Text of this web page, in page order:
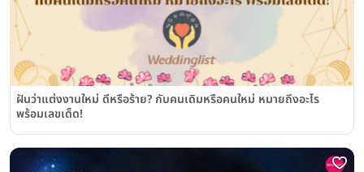
ฝันว่าแต่งงานใหม่ ดีหรือร้าย? กับคนเดิมหรือคนใหม่ หมายถึงอะไร
พร้อมเลขเด็ด!